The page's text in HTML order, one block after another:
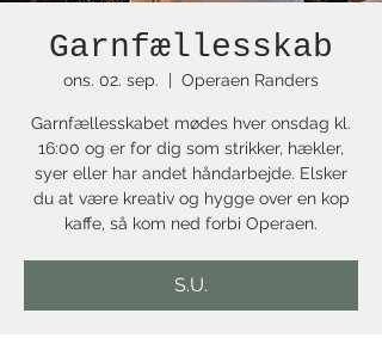
Garnfællesskab
ons. 02. sep.
  |
Operaen Randers
Garnfællesskabet mødes hver onsdag kl.
16:00 og er for dig som strikker, hækler,
syer eller har andet håndarbejde. Elsker
du at være kreativ og hygge over en kop
kaffe, så kom ned forbi Operaen.
S.U.